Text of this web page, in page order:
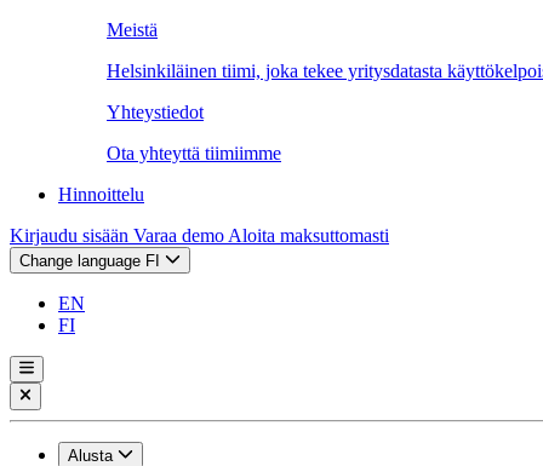
Meistä
Helsinkiläinen tiimi, joka tekee yritysdatasta
Yhteystiedot
Ota yhteyttä tiimiimme
Hinnoittelu
Kirjaudu sisään Varaa demo Aloita maksuttomasti
Change language FI
EN
FI
Alusta